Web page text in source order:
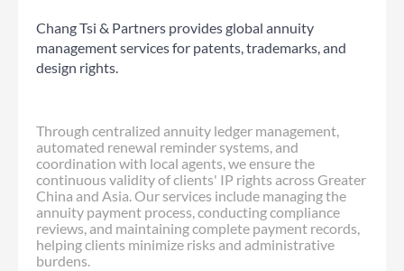
Chang Tsi & Partners provides global annuity
management services for patents, trademarks, and
design rights.
Through centralized annuity ledger management,
automated renewal reminder systems, and
coordination with local agents, we ensure the
continuous validity of clients' IP rights across Greater
China and Asia. Our services include managing the
annuity payment process, conducting compliance
reviews, and maintaining complete payment records,
helping clients minimize risks and administrative
burdens.